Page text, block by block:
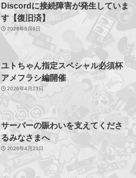
Discordに接続障害が発生していま
す【復旧済】
2026年5月9日
ユトちゃん指定スペシャル必須杯
アメフラシ編開催
2026年4月23日
サーバーの賑わいを支えてくださ
るみなさまへ
2026年4月21日